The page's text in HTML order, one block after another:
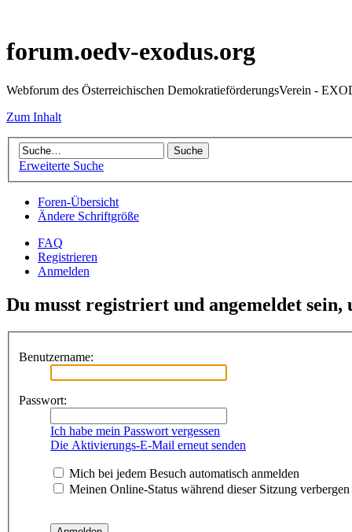
forum.oedv-exodus.org
Webforum des Österreichischen DemokratieförderungsVerein -
Zum Inhalt
Erweiterte Suche
Foren-Übersicht
Ändere Schriftgröße
FAQ
Registrieren
Anmelden
Du musst registriert und angemeldet
Benutzername:
Passwort:
Ich habe mein Passwort vergessen
Die Aktivierungs-E-Mail erneut senden
Mich bei jedem Besuch automatisch anmelden
Meinen Online-Status während dieser Sitzung verbergen